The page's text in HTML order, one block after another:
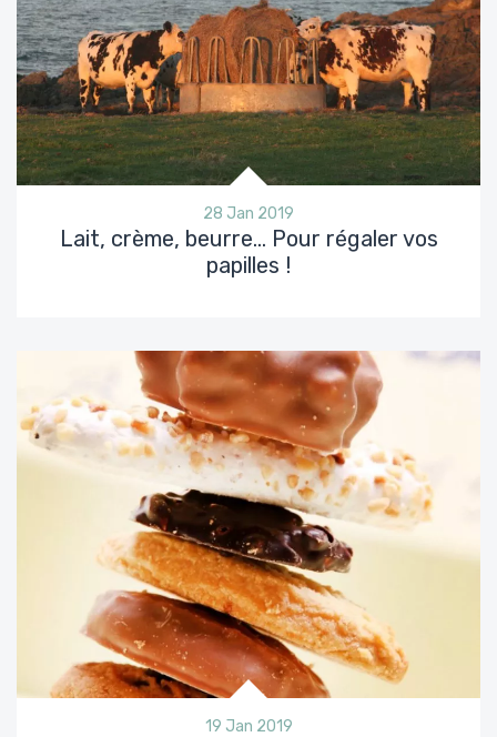
28 Jan 2019
Lait, crème, beurre… Pour régaler vos
papilles !
19 Jan 2019